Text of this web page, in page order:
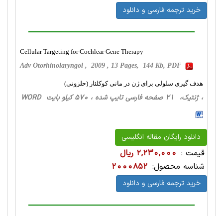
خرید ترجمه فارسی و دانلود
Cellular Targeting for Cochlear Gene Therapy
Adv Otorhinolaryngol , 2009 , 13 Pages, 144 Kb, PDF
هدف گیری سلولی برای ژن در مانی کوکلئار (حلزونی)
، ژنتیک، 21 صفحه فارسی تایپ شده ، 570 کیلو بایت WORD
دانلود رایگان مقاله انگلیسی
قیمت : 2,230,000 ریال
شناسه محصول: 2000852
خرید ترجمه فارسی و دانلود